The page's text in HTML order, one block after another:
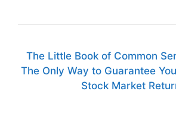
The Little Book of Common
The Only Way to Guarantee
Stock Market